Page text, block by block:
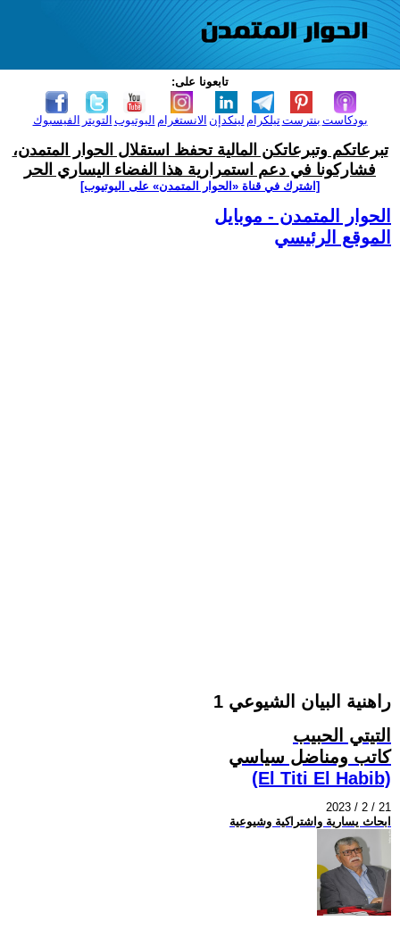
تابعونا على:
الفيسبوك التويتر اليوتيوب الانستغرام لينكدإن تيلكرامبنترست بودكاست
تبرعاتكم وتبرعاتكن المالية تحفظ استقلال الحوار المتمدن،
فشاركونا في دعم استمرارية هذا الفضاء اليساري الحر
[اشترك في قناة ‫«الحوار المتمدن» على اليوتيوب]
الحوار المتمدن - موبايل
الموقع الرئيسي
راهنية البيان الشيوعي 1
التيتي الحبيب
كاتب ومناضل سياسي
(El Titi El Habib)
2023 / 2 / 21
ابحاث يسارية واشتراكية وشيوعية